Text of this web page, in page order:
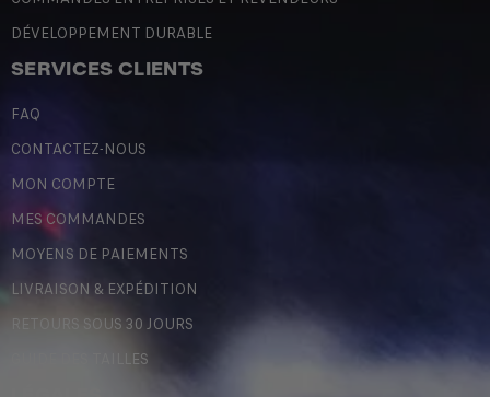
DÉVELOPPEMENT DURABLE
SERVICES CLIENTS
FAQ
CONTACTEZ-NOUS
MON COMPTE
MES COMMANDES
MOYENS DE PAIEMENTS
LIVRAISON & EXPÉDITION
RETOURS SOUS 30 JOURS
GUIDE DES TAILLES